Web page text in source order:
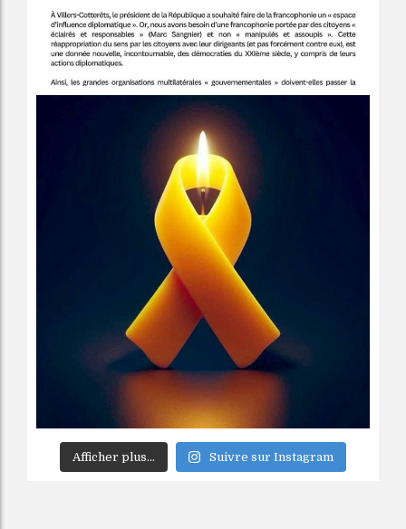
Afficher plus... Suivre sur Instagram